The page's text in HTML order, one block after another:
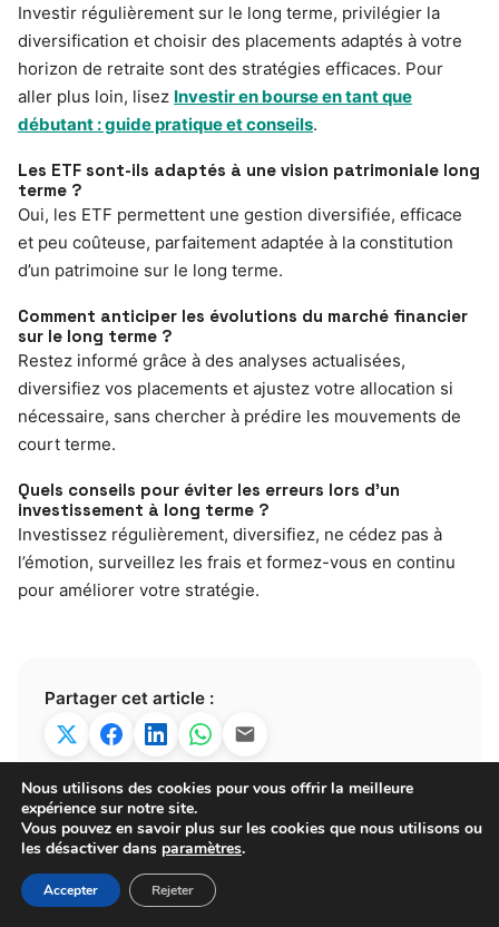
Investir régulièrement sur le long terme, privilégier la
diversification et choisir des placements adaptés à votre
horizon de retraite sont des stratégies efficaces. Pour
aller plus loin, lisez Investir en bourse en tant que
débutant : guide pratique et conseils.
Les ETF sont-ils adaptés à une vision patrimoniale long
terme ?
Oui, les ETF permettent une gestion diversifiée, efficace
et peu coûteuse, parfaitement adaptée à la constitution
d’un patrimoine sur le long terme.
Comment anticiper les évolutions du marché financier
sur le long terme ?
Restez informé grâce à des analyses actualisées,
diversifiez vos placements et ajustez votre allocation si
nécessaire, sans chercher à prédire les mouvements de
court terme.
Quels conseils pour éviter les erreurs lors d’un
investissement à long terme ?
Investissez régulièrement, diversifiez, ne cédez pas à
l’émotion, surveillez les frais et formez-vous en continu
pour améliorer votre stratégie.
Partager cet article :
Henri
Nous utilisons des cookies pour vous offrir la meilleure
expérience sur notre site.
Vous pouvez en savoir plus sur les cookies que nous utilisons ou
les désactiver dans paramètres.
Accepter Rejeter